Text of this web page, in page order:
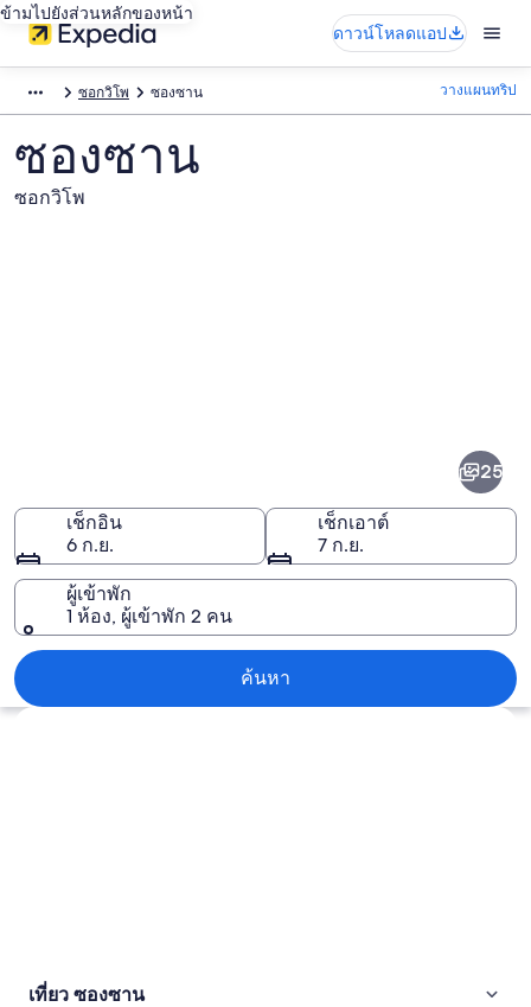
ข้ามไปยังส่วนหลักของหน้า
ดาวน์โหลดแอป
ซอกวิโพ ซองซาน วางแผนทริป
ซองซาน
ซอกวิโพ
25
เช็กอิน
6 ก.ย.
เช็กเอาต์
7 ก.ย.
ผู้เข้าพัก
1 ห้อง, ผู้เข้าพัก 2 คน
ค้นหา
สำรวจแผนที่
เที่ยว ซองซาน